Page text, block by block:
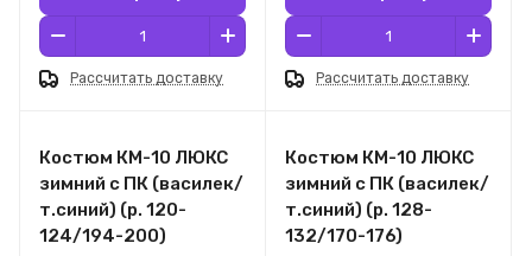
Рассчитать доставку Рассчитать доставку
Костюм КМ-10 ЛЮКС
зимний c ПК (василек/
т.синий) (р. 120-
124/194-200)
Костюм КМ-10 ЛЮКС
зимний c ПК (василек/
т.синий) (р. 128-
132/170-176)